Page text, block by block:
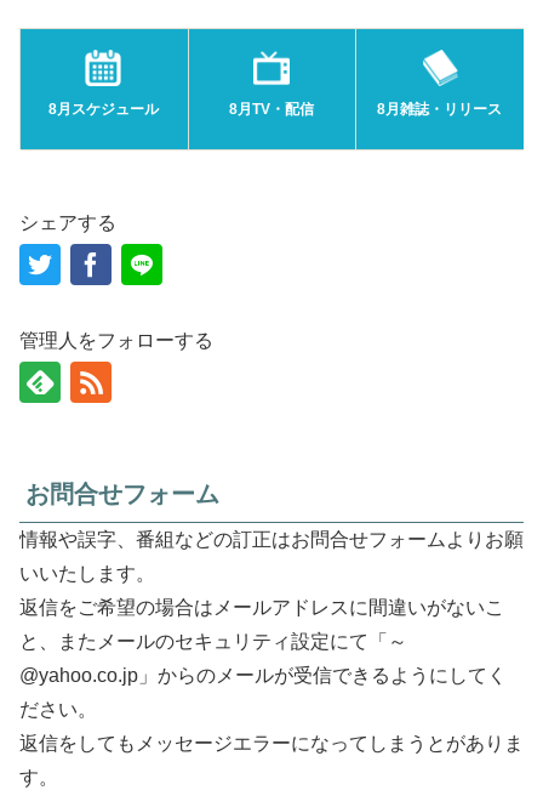
8月スケジュール 8月TV・配信 8月雑誌・リリース
シェアする
管理人をフォローする
お問合せフォーム
情報や誤字、番組などの訂正はお問合せフォームよりお願
いいたします。
返信をご希望の場合はメールアドレスに間違いがないこ
と、またメールのセキュリティ設定にて「～
@yahoo.co.jp」からのメールが受信できるようにしてく
ださい。
返信をしてもメッセージエラーになってしまうとがありま
す。